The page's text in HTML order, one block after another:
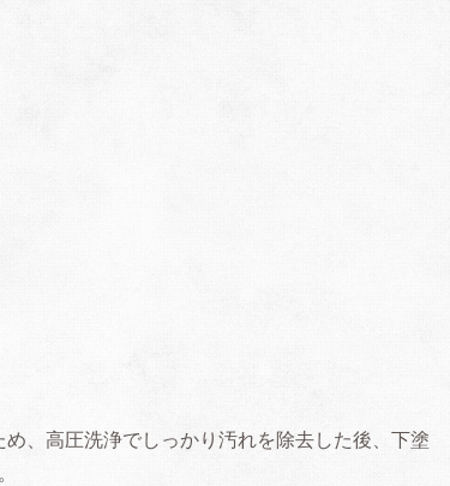
、高圧洗浄でしっかり汚れを除去した後、下塗